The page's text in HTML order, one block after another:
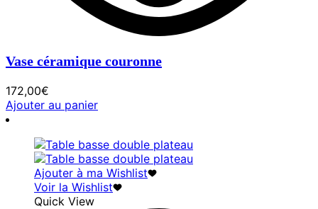
Vase céramique couronne
172,00€
Ajouter au panier
Ajouter à ma Wishlist
Voir la Wishlist
Quick View